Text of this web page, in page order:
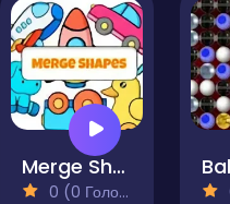
Merge Shapes
0 (0 Голосів)